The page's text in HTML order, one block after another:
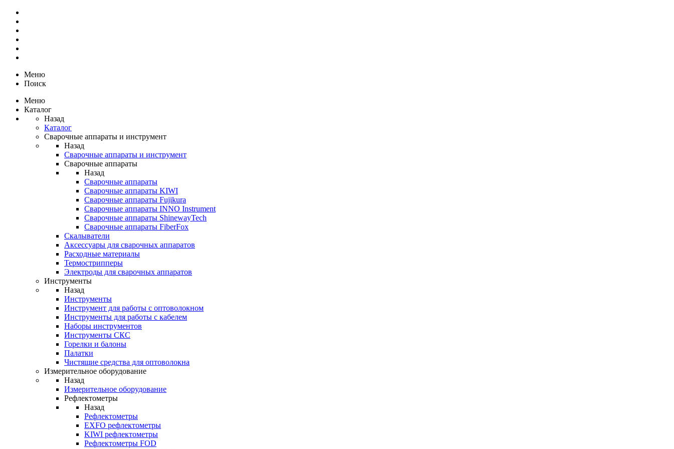
Меню
Поиск
Меню
Каталог
Назад
Каталог
Сварочные аппараты и инструмент
Назад
Сварочные аппараты и инструмент
Сварочные аппараты
Назад
Сварочные аппараты
Сварочные аппараты KIWI
Сварочные аппараты Fujikura
Сварочные аппараты INNO Instrument
Сварочные аппараты ShinewayTech
Cварочные аппараты FiberFox
Скалыватели
Аксессуары для сварочных аппаратов
Расходные материалы
Термострипперы
Электроды для сварочных аппаратов
Инструменты
Назад
Инструменты
Инструмент для работы с оптоволокном
Инструменты для работы с кабелем
Наборы инструментов
Инструменты СКС
Горелки и балоны
Палатки
Чистящие средства для оптоволокна
Измерительное оборудование
Назад
Измерительное оборудование
Рефлектометры
Назад
Рефлектометры
EXFO рефлектометры
KIWI рефлектометры
Рефлектометры FOD